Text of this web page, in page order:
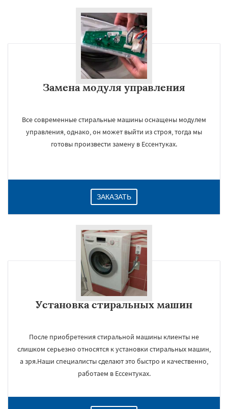
Замена модуля управления
Все современные стиральные машины оснащены модулем
управления, однако, он может выйти из строя, тогда мы
готовы произвести замену в Ессентуках.
ЗАКАЗАТЬ
Установка стиральных машин
После приобретения стиральной машины клиенты не
слишком серьезно относятся к установки стиральных машин,
а зря.Наши специалисты сделают это быстро и качественно,
работаем в Ессентуках.